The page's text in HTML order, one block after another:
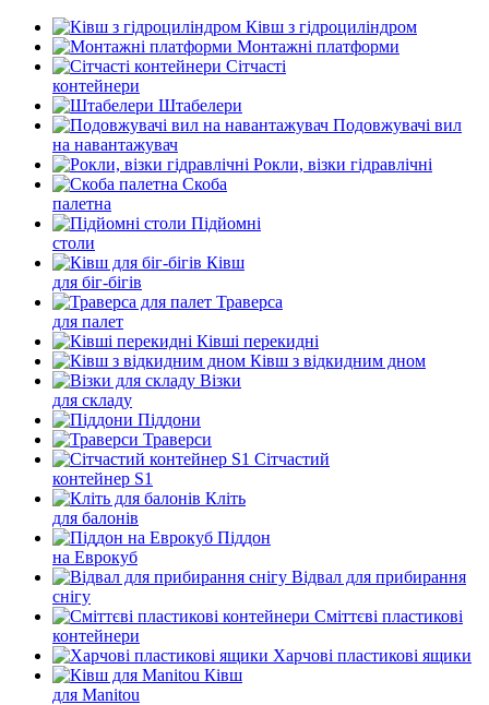
Ківш з гідроциліндром
Монтажні платформи
Сітчасті
контейнери
Штабелери
Подовжувачі вил
на навантажувач
Рокли, візки гідравлічні
Скоба
палетна
Підйомні
столи
Ківш
для біг-бігів
Траверса
для палет
Ківші перекидні
Ківш з відкидним дном
Візки
для складу
Піддони
Траверси
Сітчастий
контейнер S1
Кліть
для балонів
Піддон
на Еврокуб
Відвал для прибирання
снігу
Cміттєві пластикові
контейнери
Харчові пластикові ящики
Ківш
для Manitou